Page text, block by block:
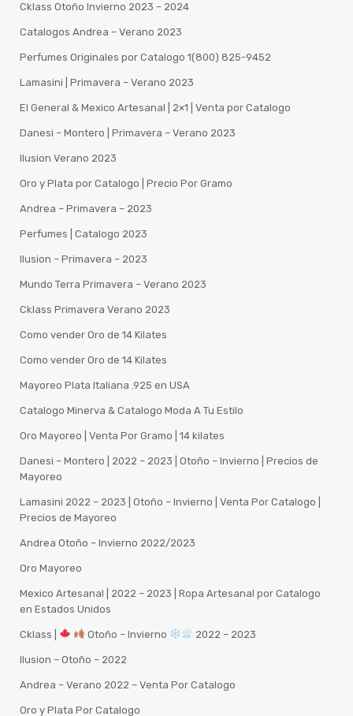
Cklass Otoño Invierno 2023 – 2024
Catalogos Andrea – Verano 2023
Perfumes Originales por Catalogo 1(800) 825-9452
Lamasini | Primavera – Verano 2023
El General & Mexico Artesanal | 2×1 | Venta por Catalogo
Danesi – Montero | Primavera – Verano 2023
Ilusion Verano 2023
Oro y Plata por Catalogo | Precio Por Gramo
Andrea – Primavera – 2023
Perfumes | Catalogo 2023
Ilusion – Primavera – 2023
Mundo Terra Primavera – Verano 2023
Cklass Primavera Verano 2023
Como vender Oro de 14 Kilates
Como vender Oro de 14 Kilates
Mayoreo Plata Italiana .925 en USA
Catalogo Minerva & Catalogo Moda A Tu Estilo
Oro Mayoreo | Venta Por Gramo | 14 kilates
Danesi – Montero | 2022 – 2023 | Otoño – Invierno | Precios de
Mayoreo
Lamasini 2022 – 2023 | Otoño – Invierno | Venta Por Catalogo |
Precios de Mayoreo
Andrea Otoño – Invierno 2022/2023
Oro Mayoreo
Mexico Artesanal | 2022 – 2023 | Ropa Artesanal por Catalogo
en Estados Unidos
Cklass | Otoño – Invierno 2022 – 2023
Ilusion – Otoño – 2022
Andrea – Verano 2022 – Venta Por Catalogo
Oro y Plata Por Catalogo